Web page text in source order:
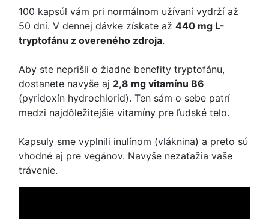
100 kapsúl vám pri normálnom užívaní vydrží až
50 dní. V dennej dávke získate až 440 mg L-
tryptofánu z overeného zdroja.
Aby ste neprišli o žiadne benefity tryptofánu,
dostanete navyše aj 2,8 mg vitamínu B6
(pyridoxín hydrochlorid). Ten sám o sebe patrí
medzi najdôležitejšie vitamíny pre ľudské telo.
Kapsuly sme vyplnili inulínom (vláknina) a preto sú
vhodné aj pre vegánov. Navyše nezaťažia vaše
trávenie.